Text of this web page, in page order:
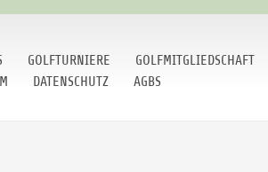
GOLFTURNIERE GOLFMITGLIEDSCHAFT
DATENSCHUTZ AGBS